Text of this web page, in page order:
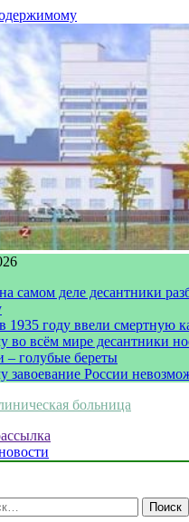
самом деле десантники
1935 году ввели смертную
во всём мире десантники
– голубые береты
завоевание России
больница